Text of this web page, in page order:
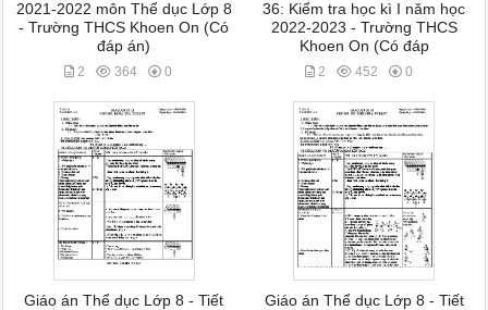
2021-2022 môn Thể dục Lớp 8
- Trường THCS Khoen On (Có
đáp án)
2 364 0
36: Kiểm tra học kì I năm học
2022-2023 - Trường THCS
Khoen On (Có đáp
2 452 0
Giáo án Thể dục Lớp 8 - Tiết
Giáo án Thể dục Lớp 8 - Tiết